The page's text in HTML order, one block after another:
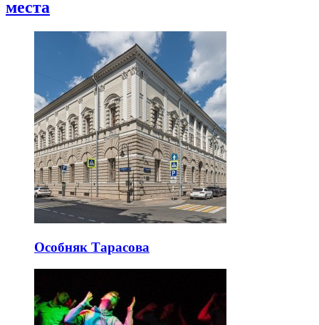
места
Особняк Тарасова